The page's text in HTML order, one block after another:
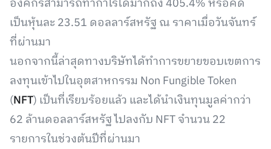
เป็นหุ้นละ 23.51 ดอลลาร์สหรัฐ ณ ราคาเมื่อวันจันทร์
ที่ผ่านมา
นอกจากนี้ล่าสุดทางบริษัทได้ทำการขยายขอบเขตการ
ลงทุนเข้าไปในอุตสาหกรรม Non Fungible Token
(NFT) เป็นที่เรียบร้อยแล้ว และได้นำเงินทุนมูลค่ากว่า
62 ล้านดอลลาร์สหรัฐ ไปลงกับ NFT จำนวน 22
รายการในช่วงต้นปีที่ผ่านมา